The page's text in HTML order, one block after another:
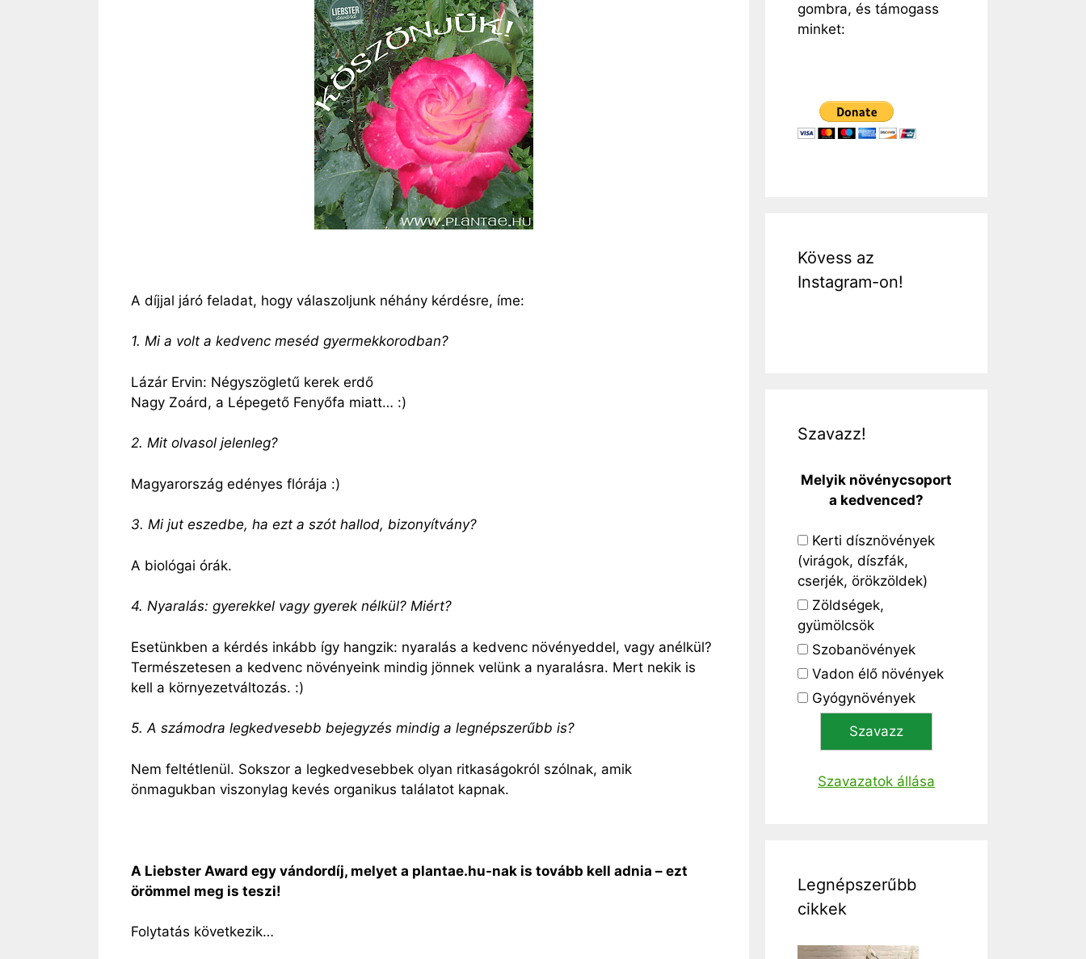
A díjjal járó feladat, hogy válaszoljunk néhány kérdésre, íme:
1. Mi a volt a kedvenc meséd gyermekkorodban?
Lázár Ervin: Négyszögletű kerek erdő
Nagy Zoárd, a Lépegető Fenyőfa miatt… :)
2. Mit olvasol jelenleg?
Magyarország edényes flórája :)
3. Mi jut eszedbe, ha ezt a szót hallod, bizonyítvány?
A biológai órák.
4. Nyaralás: gyerekkel vagy gyerek nélkül? Miért?
Esetünkben a kérdés inkább így hangzik: nyaralás a kedvenc növényeddel, vagy anélkül?
Természetesen a kedvenc növényeink mindig jönnek velünk a nyaralásra. Mert nekik is
kell a környezetváltozás. :)
5. A számodra legkedvesebb bejegyzés mindig a legnépszerűbb is?
Nem feltétlenül. Sokszor a legkedvesebbek olyan ritkaságokról szólnak, amik
önmagukban viszonylag kevés organikus találatot kapnak.
A Liebster Award egy vándordíj, melyet a plantae.hu-nak is tovább kell adnia – ezt
örömmel meg is teszi!
Folytatás következik…
gombra, és támogass
minket:
Kövess az
Instagram-on!
Szavazz!
Melyik növénycsoport
a kedvenced?
Kerti dísznövények
(virágok, díszfák,
cserjék, örökzöldek)
Zöldségek,
gyümölcsök
Szobanövények
Vadon élő növények
Gyógynövények
Szavazatok állása
Legnépszerűbb
cikkek